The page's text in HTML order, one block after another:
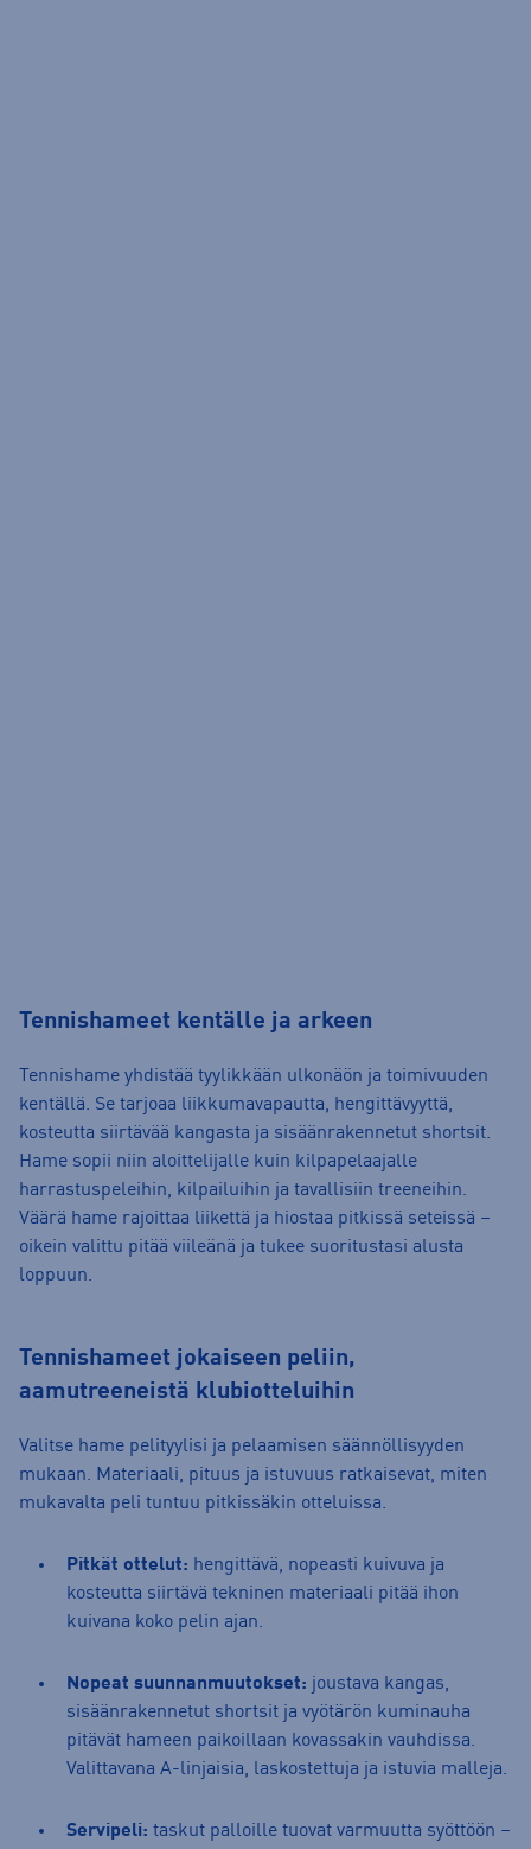
Tennishameet kentälle ja arkeen
Tennishame yhdistää tyylikkään ulkonäön ja toimivuuden
kentällä. Se tarjoaa liikkumavapautta, hengittävyyttä,
kosteutta siirtävää kangasta ja sisäänrakennetut shortsit.
Hame sopii niin aloittelijalle kuin kilpapelaajalle
harrastuspeleihin, kilpailuihin ja tavallisiin treeneihin.
Väärä hame rajoittaa liikettä ja hiostaa pitkissä seteissä –
oikein valittu pitää viileänä ja tukee suoritustasi alusta
loppuun.
Tennishameet jokaiseen peliin,
aamutreeneistä klubiotteluihin
Valitse hame pelityylisi ja pelaamisen säännöllisyyden
mukaan. Materiaali, pituus ja istuvuus ratkaisevat, miten
mukavalta peli tuntuu pitkissäkin otteluissa.
Pitkät ottelut: hengittävä, nopeasti kuivuva ja
kosteutta siirtävä tekninen materiaali pitää ihon
kuivana koko pelin ajan.
Nopeat suunnanmuutokset: joustava kangas,
sisäänrakennetut shortsit ja vyötärön kuminauha
pitävät hameen paikoillaan kovassakin vauhdissa.
Valittavana A-linjaisia, laskostettuja ja istuvia malleja.
Servipeli: taskut palloille tuovat varmuutta syöttöön –